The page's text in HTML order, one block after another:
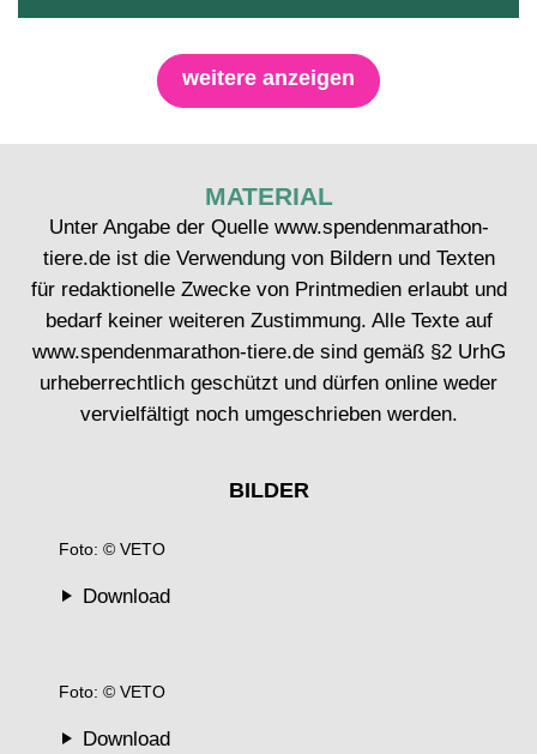
weitere anzeigen
MATERIAL
Unter Angabe der Quelle www.spendenmarathon-
tiere.de ist die Verwendung von Bildern und Texten
für redaktionelle Zwecke von Printmedien erlaubt und
bedarf keiner weiteren Zustimmung. Alle Texte auf
www.spendenmarathon-tiere.de sind gemäß §2 UrhG
urheberrechtlich geschützt und dürfen online weder
vervielfältigt noch umgeschrieben werden.
BILDER
Foto: © VETO
Download
Foto: © VETO
Download